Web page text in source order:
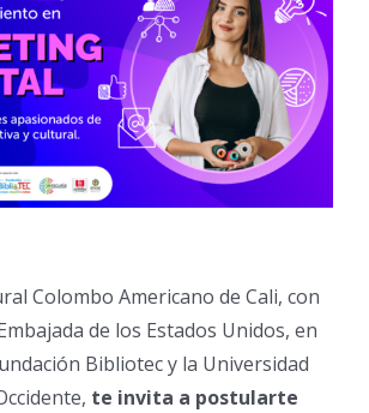
Colombo Americano de Cali, con
de los Estados Unidos, en
Bibliotec y la Universidad
te invita a postularte